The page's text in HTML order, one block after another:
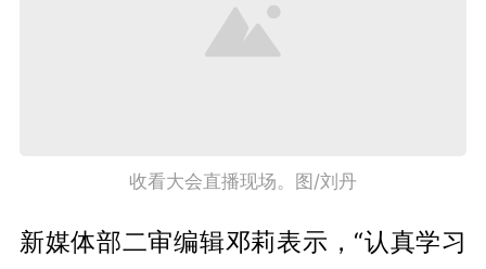
收看大会直播现场。图/刘丹
新媒体部二审编辑邓莉表示，“认真学习